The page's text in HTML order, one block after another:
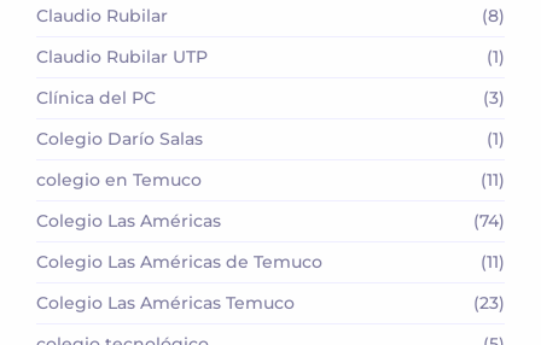
Claudio Rubilar
(8)
Claudio Rubilar UTP
(1)
Clínica del PC
(3)
Colegio Darío Salas
(1)
colegio en Temuco
(11)
Colegio Las Américas
(74)
Colegio Las Américas de Temuco
(11)
Colegio Las Américas Temuco
(23)